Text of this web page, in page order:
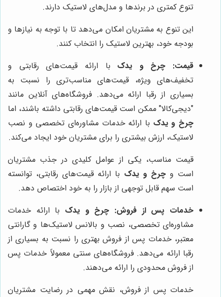
تنوع کمتری در برندها و مدل‌های لاستیک دارند.
این تنوع به مشتریان امکان می‌دهد تا با توجه به نیازها و
بودجه خود، بهترین لاستیک را انتخاب کنند.
قیمت:
چرخ و یدکبا ارائه قیمت‌های رقابتی و
تخفیف‌های ویژه، قیمت‌های مناسب‌تری را نسبت به
بسیاری از رقبا ارائه می‌دهد. فروشگاه‌های آنلاین مانند
"دیجی‌کالا" ممکن است قیمت‌های رقابتی داشته باشند، اما
چرخ و یدک با ارائه خدمات مشاوره‌ای تخصصی و نصب
لاستیک، ارزش بیشتری را برای مشتریان خود ایجاد می‌کند.
قیمت مناسب، یکی از عوامل کلیدی در جذب مشتریان
است وچرخ و یدک با ارائه قیمت‌های رقابتی، توانسته
است سهم قابل توجهی از بازار را به خود اختصاص دهد.
خدمات پس از فروش: چرخ و یدک با ارائه خدمات
مشاوره‌ای تخصصی، نصب و بالانس لاستیک‌ها و گارانتی
معتبر، خدمات پس از فروش بهتری را نسبت به بسیاری از
رقبا ارائه می‌دهد. فروشگاه‌های سنتی معمولاً خدمات پس
از فروش محدودی را ارائه می‌دهند.
خدمات پس از فروش، نقش مهمی در رضایت مشتریان